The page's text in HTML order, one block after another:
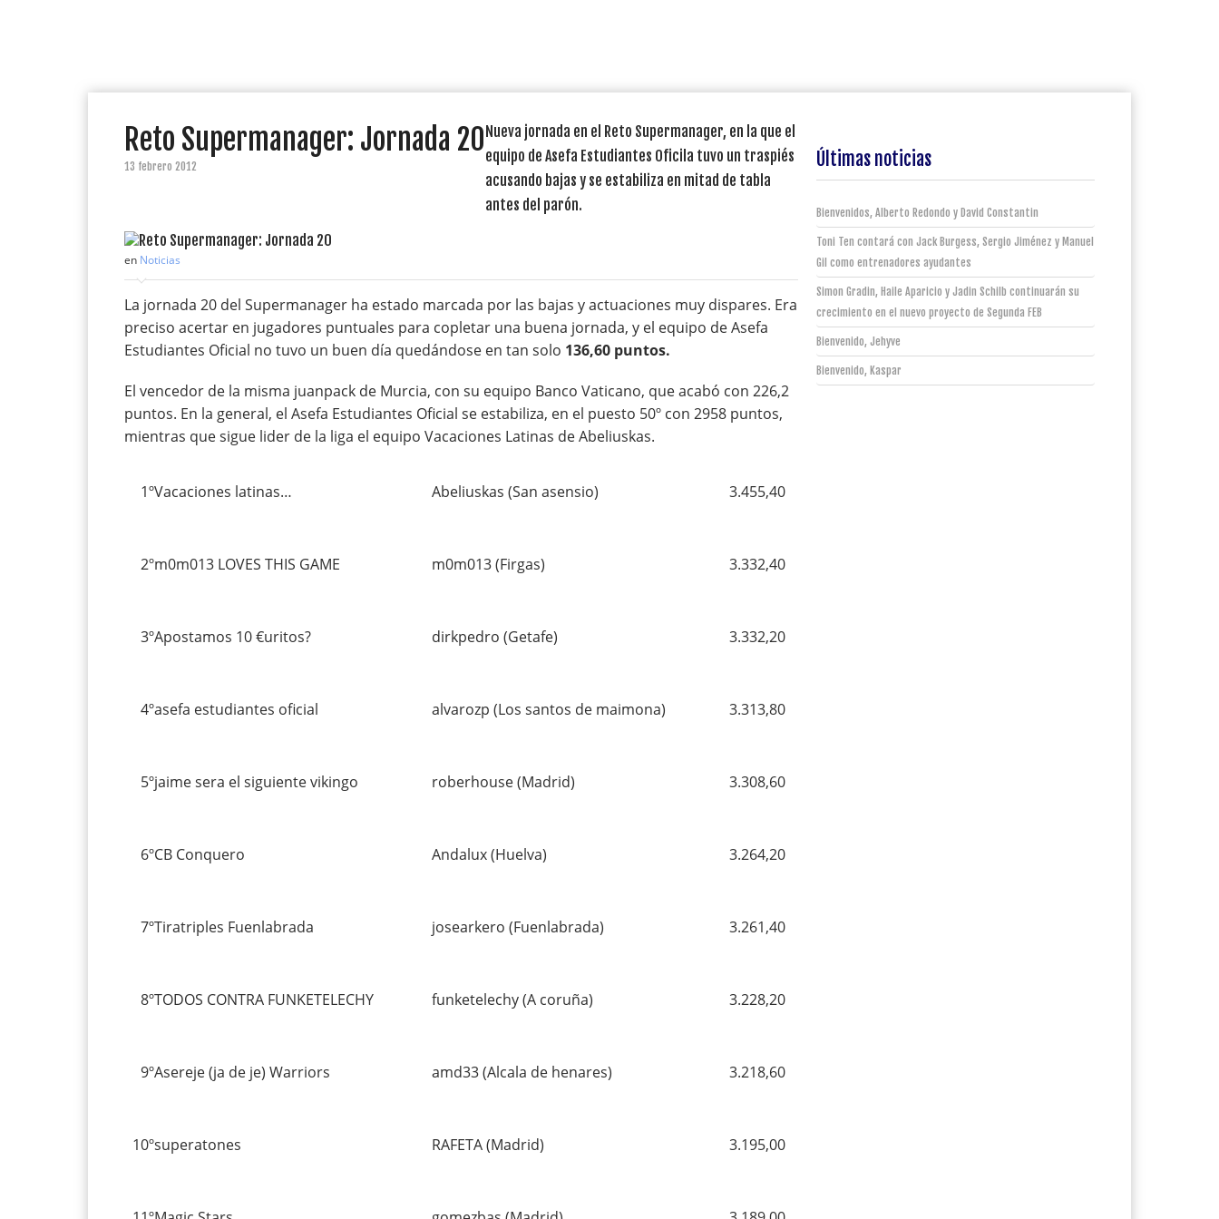
Reto Supermanager: Jornada 20
13 febrero 2012
Nueva jornada en el Reto Supermanager, en la que el
equipo de Asefa Estudiantes Oficila tuvo un traspiés
acusando bajas y se estabiliza en mitad de tabla
antes del parón.
en Noticias
La jornada 20 del Supermanager ha estado marcada por las bajas y actuaciones muy dispares. Era
preciso acertar en jugadores puntuales para copletar una buena jornada, y el equipo de Asefa
Estudiantes Oficial no tuvo un buen día quedándose en tan solo 136,60 puntos.
El vencedor de la misma juanpack de Murcia, con su equipo Banco Vaticano, que acabó con 226,2
puntos. En la general, el Asefa Estudiantes Oficial se estabiliza, en el puesto 50º con 2958 puntos,
mientras que sigue lider de la liga el equipo Vacaciones Latinas de Abeliuskas.
1ºVacaciones latinas… Abeliuskas (San asensio) 3.455,40
2ºm0m013 LOVES THIS GAME m0m013 (Firgas) 3.332,40
3ºApostamos 10 €uritos? dirkpedro (Getafe) 3.332,20
4ºasefa estudiantes oficial alvarozp (Los santos de maimona) 3.313,80
5ºjaime sera el siguiente vikingo roberhouse (Madrid) 3.308,60
6ºCB Conquero Andalux (Huelva) 3.264,20
7ºTiratriples Fuenlabrada josearkero (Fuenlabrada) 3.261,40
8ºTODOS CONTRA FUNKETELECHY funketelechy (A coruña) 3.228,20
9ºAsereje (ja de je) Warriors amd33 (Alcala de henares) 3.218,60
10ºsuperatones RAFETA (Madrid) 3.195,00
Últimas noticias
Bienvenidos, Alberto Redondo y David Constantin
Toni Ten contará con Jack Burgess, Sergio Jiménez y Manuel
Gil como entrenadores ayudantes
Simon Gradin, Haile Aparicio y Jadin Schilb continuarán su
crecimiento en el nuevo proyecto de Segunda FEB
Bienvenido, Jehyve
Bienvenido, Kaspar